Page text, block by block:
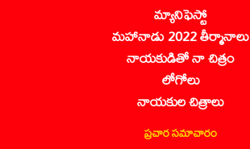
మ్యానిఫెస్టో
మహానాడు 2022 తీర్మానాలు
నాయకుడితో నా చిత్రం
లోగోలు
నాయకుల చిత్రాలు
ప్రచార సమాచారం